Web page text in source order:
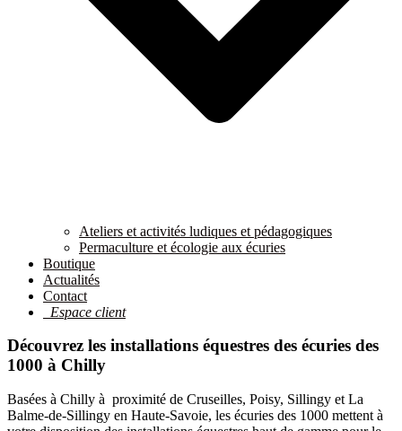
Ateliers et activités ludiques et pédagogiques
Permaculture et écologie aux écuries
Boutique
Actualités
Contact
Espace client
Découvrez les installations équestres des écuries des
1000 à Chilly
Basées à Chilly à proximité de Cruseilles, Poisy, Sillingy et La
Balme-de-Sillingy en Haute-Savoie, les écuries des 1000 mettent à